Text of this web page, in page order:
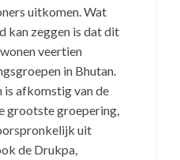
uitkomen. Wat
kan zeggen is dat dit
veertien
in Bhutan.
is afkomstig van de
grootste groepering,
uit
de Drukpa,